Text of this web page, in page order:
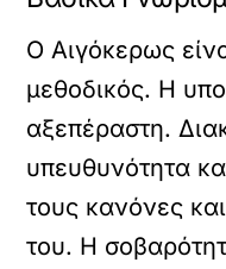
Ο Αιγόκερως
μεθοδικός. Η
αξεπέραστη.
υπευθυνότητα
τους κανόνες
του. Η